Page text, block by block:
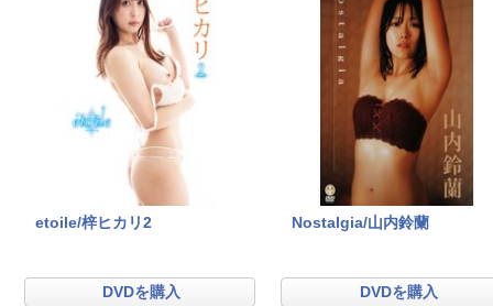
etoile/梓ヒカリ2
DVDを購入
Nostalgia/山内鈴蘭
DVDを購入